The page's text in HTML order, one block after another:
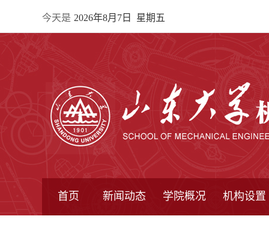
今天是 2026年8月7日 星期五
首页 新闻动态 学院概况 机构设置